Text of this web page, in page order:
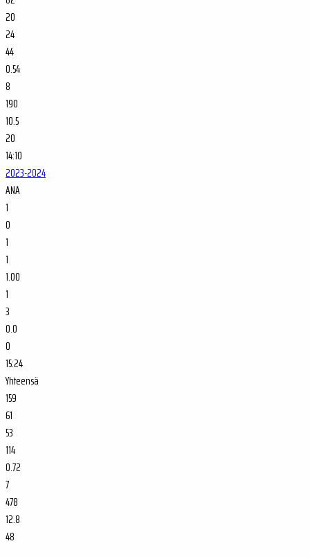
20
24
44
0.54
8
190
10.5
20
14:10
2023-2024
ANA
1
0
1
1
1.00
1
3
0.0
0
15:24
Yhteensä
159
61
53
114
0.72
7
478
12.8
48